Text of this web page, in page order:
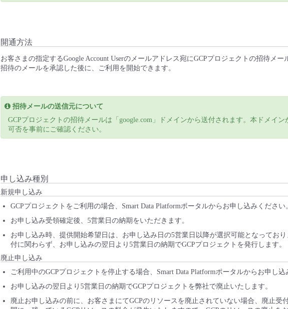
開通方法
お客さまの指定するGoogle Account Userのメールアドレス宛にGCPプロジェクトの招待メー
招待のメールを承認した後に、ご利用を開始できます。
招待メールの送信元について
GCPプロジェクトの招待メールは「google.com」ドメインから送付されます。本ドメイン
可否を事前にご確認ください。
申し込み種別
新規申し込み
GCPプロジェクトをご利用の場合、Smart Data Platformポータルからお申し込みください
お申し込み受領確定後、5営業日の納期をいただきます。
お申し込み時、提供開始希望日は、お申し込み日の5営業日以降が選択可能となってお
付に関わらず、お申し込みの翌日より5営業日の納期でGCPプロジェクトを発行します。
廃止申し込み
ご利用中のGCPプロジェクトを停止する場合、Smart Data Platformポータルからお申し込
お申し込みの翌日より5営業日の納期でGCPプロジェクトを弊社で廃止いたします。
廃止お申し込みの前に、お客さまにてGCPのリソースを廃止されていない場合、廃止受